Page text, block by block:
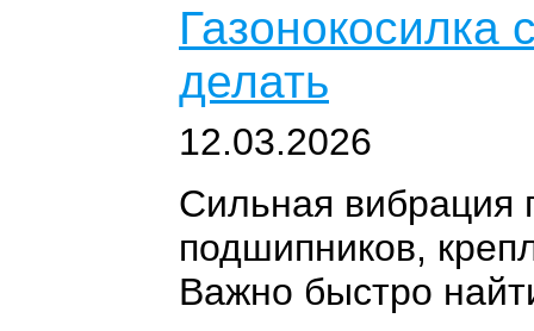
Газонокосилка
делать
12.03.2026
Сильная вибрация
подшипников,
Важно быстро